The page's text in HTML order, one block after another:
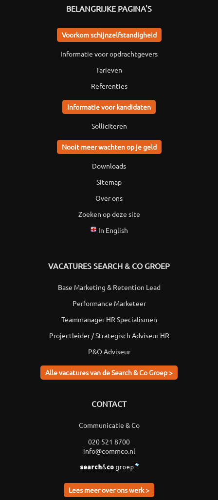
BELANGRIJKE PAGINA'S
Voorkom schijnzelfstandigheid
Informatie voor opdrachtgevers
Tarieven
Referenties
Informatie voor kandidaten
Solliciteren
Nooit meer wachten op je geld
Downloads
Sitemap
Over ons
Zoeken op deze site
In English
VACATURES SEARCH & CO GROEP
Base Marketing & Retention Lead
Performance Marketeer
Teammanager HR Specialismen
Projectleider / Strategisch Adviseur HR
P&O Adviseur
Alle vacatures van de Search & Co Groep >
CONTACT
Communicatie & Co
020 521 8700
info@commco.nl
Lees meer over ons werk >